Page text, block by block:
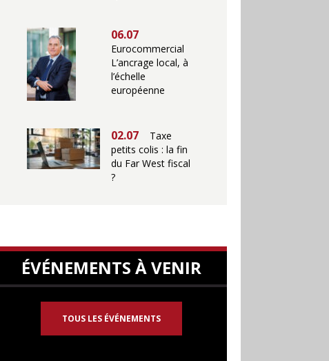
06.07
Eurocommercial
L’ancrage local, à
l’échelle
européenne
02.07
Taxe
petits colis : la fin
du Far West fiscal
?
ÉVÉNEMENTS À VENIR
TOUS LES ÉVÉNEMENTS